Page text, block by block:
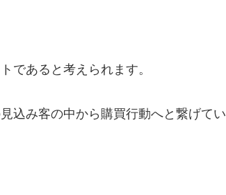
であると考えられます。
込み客の中から購買行動へと繋げてい